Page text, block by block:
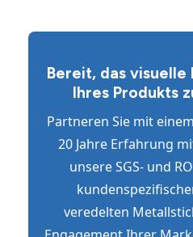
Bereit, das visuelle
Ihres Produkts
Partneren Sie mit
20 Jahre Erfahrung
unsere SGS- und
veredelten